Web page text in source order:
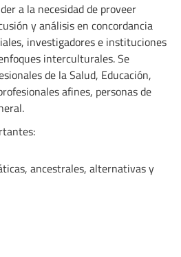
a la necesidad de proveer
y análisis en concordancia
investigadores e instituciones
interculturales. Se
de la Salud, Educación,
afines, personas de
ancestrales, alternativas y